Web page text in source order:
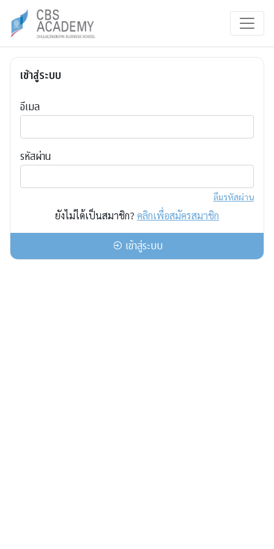
เข้าสู่ระบบ
อีเมล
รหัสผ่าน
ลืมรหัสผ่าน
ยังไม่ได้เป็นสมาชิก? คลิกเพื่อสมัครสมาชิก
เข้าสู่ระบบ